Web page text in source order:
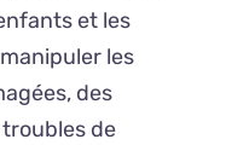
et les
les
des
de